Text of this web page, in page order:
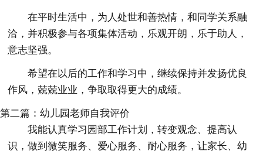
在平时生活中，为人处世和善热情，和同学关系融
洽，并积极参与各项集体活动，乐观开朗，乐于助人，
意志坚强。
希望在以后的工作和学习中，继续保持并发扬优良
作风，兢兢业业，争取取得更大的成绩。
第二篇：幼儿园老师自我评价
我能认真学习园部工作计划，转变观念、提高认
识，做到微笑服务、爱心服务、耐心服务，让家长、幼